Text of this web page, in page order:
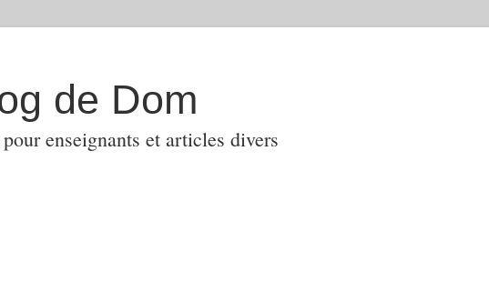
de Dom
enseignants et articles divers